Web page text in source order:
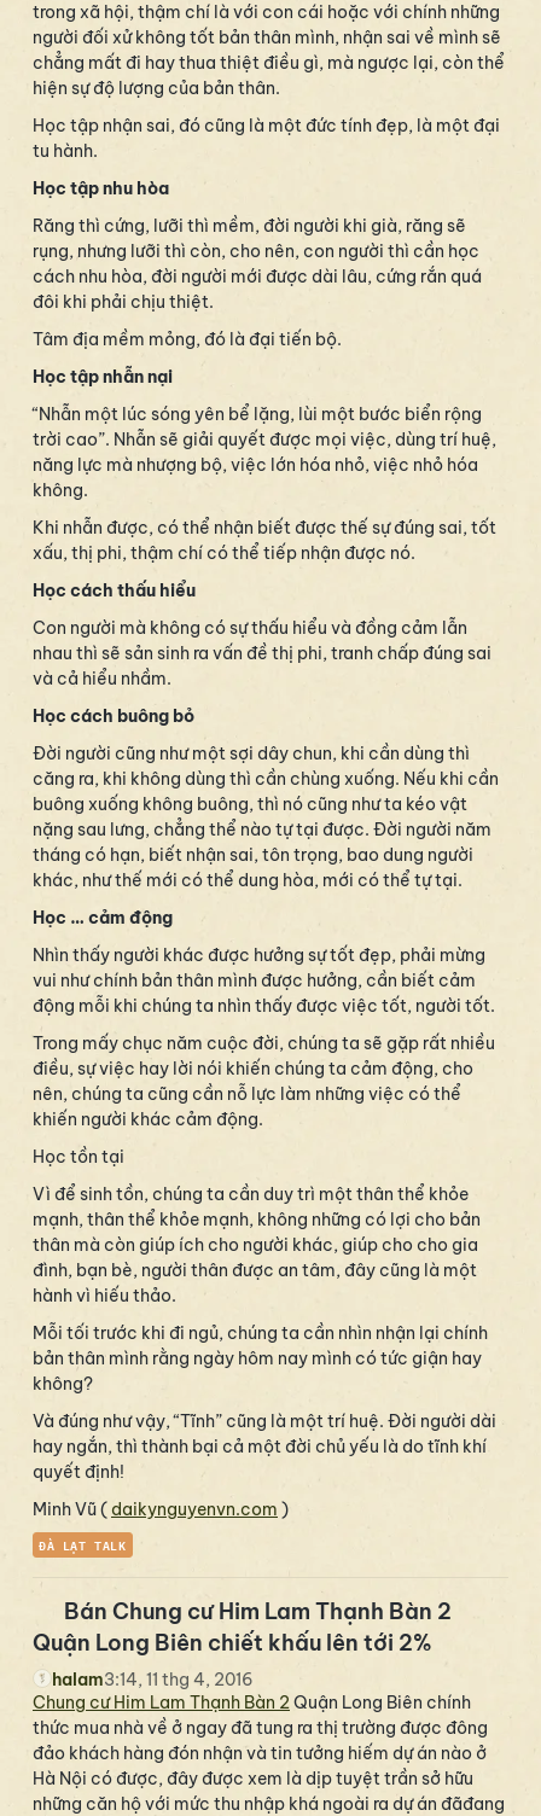
trong xã hội, thậm chí là với con cái hoặc với chính những
người đối xử không tốt bản thân mình, nhận sai về mình sẽ
chẳng mất đi hay thua thiệt điều gì, mà ngược lại, còn thể
hiện sự độ lượng của bản thân.
Học tập nhận sai, đó cũng là một đức tính đẹp, là một đại
tu hành.
Học tập nhu hòa
Răng thì cứng, lưỡi thì mềm, đời người khi già, răng sẽ
rụng, nhưng lưỡi thì còn, cho nên, con người thì cần học
cách nhu hòa, đời người mới được dài lâu, cứng rắn quá
đôi khi phải chịu thiệt.
Tâm địa mềm mỏng, đó là đại tiến bộ.
Học tập nhẫn nại
“Nhẫn một lúc sóng yên bể lặng, lùi một bước biển rộng
trời cao”. Nhẫn sẽ giải quyết được mọi việc, dùng trí huệ,
năng lực mà nhượng bộ, việc lớn hóa nhỏ, việc nhỏ hóa
không.
Khi nhẫn được, có thể nhận biết được thế sự đúng sai, tốt
xấu, thị phi, thậm chí có thể tiếp nhận được nó.
Học cách thấu hiểu
Con người mà không có sự thấu hiểu và đồng cảm lẫn
nhau thì sẽ sản sinh ra vấn đề thị phi, tranh chấp đúng sai
và cả hiểu nhầm.
Học cách buông bỏ
Đời người cũng như một sợi dây chun, khi cần dùng thì
căng ra, khi không dùng thì cần chùng xuống. Nếu khi cần
buông xuống không buông, thì nó cũng như ta kéo vật
nặng sau lưng, chẳng thể nào tự tại được. Đời người năm
tháng có hạn, biết nhận sai, tôn trọng, bao dung người
khác, như thế mới có thể dung hòa, mới có thể tự tại.
Học … cảm động
Nhìn thấy người khác được hưởng sự tốt đẹp, phải mừng
vui như chính bản thân mình được hưởng, cần biết cảm
động mỗi khi chúng ta nhìn thấy được việc tốt, người tốt.
Trong mấy chục năm cuộc đời, chúng ta sẽ gặp rất nhiều
điều, sự việc hay lời nói khiến chúng ta cảm động, cho
nên, chúng ta cũng cần nỗ lực làm những việc có thể
khiến người khác cảm động.
Học tồn tại
Vì để sinh tồn, chúng ta cần duy trì một thân thể khỏe
mạnh, thân thể khỏe mạnh, không những có lợi cho bản
thân mà còn giúp ích cho người khác, giúp cho cho gia
đình, bạn bè, người thân được an tâm, đây cũng là một
hành vì hiếu thảo.
Mỗi tối trước khi đi ngủ, chúng ta cần nhìn nhận lại chính
bản thân mình rằng ngày hôm nay mình có tức giận hay
không?
Và đúng như vậy, “Tĩnh” cũng là một trí huệ. Đời người dài
hay ngắn, thì thành bại cả một đời chủ yếu là do tĩnh khí
quyết định!
Minh Vũ ( daikynguyenvn.com )
ĐÀ LẠT TALK
Bán Chung cư Him Lam Thạnh Bàn 2
Quận Long Biên chiết khấu lên tới 2%
halam3:14, 11 thg 4, 2016
Chung cư Him Lam Thạnh Bàn 2Quận Long Biên chính
thức mua nhà về ở ngay đã tung ra thị trường được đông
đảo khách hàng đón nhận và tin tưởng hiếm dự án nào ở
Hà Nội có được, đây được xem là dịp tuyệt trần sở hữu
những căn hộ với mức thu nhập khá ngoài ra dự án đãđang